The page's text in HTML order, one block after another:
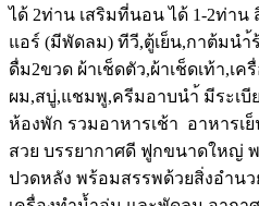
ได้ 2ท่าน เสริมที่นอน ได้ 1-2ท่าน
แอร์ (มีพัดลม) ทีวี,ตู้เย็น,กาต้มน
ดื่ม2ขวด ผ้าเช็ดตัว,ผ้าเช็ดเท้า,เค
ผม,สบู่,แชมพู,ครีมอาบนำ้ มีระเบี
ห้องพัก รวมอาหารเช้า อาหารเ
สวย บรรยากาศดี ฟูกขนาดใหญ่
ปวดหลัง พร้อมสรรพด้วยสิ่งอำน